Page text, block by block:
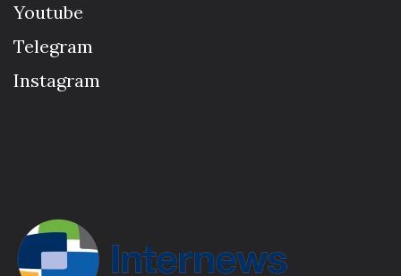
Youtube
Telegram
Instagram